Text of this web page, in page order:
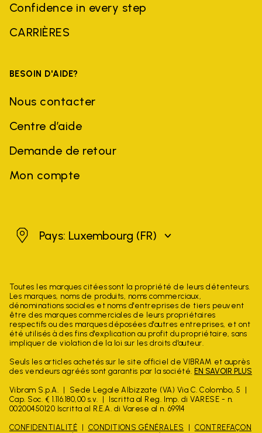
Confidence in every step
CARRIÈRES
BESOIN D'AIDE?
Nous contacter
Centre d’aide
Demande de retour
Mon compte
Luxembourg
Pays: Luxembourg (FR)
Toutes les marques citées sont la propriété de leurs détenteurs.
Les marques, noms de produits, noms commerciaux,
dénominations sociales et noms d'entreprises de tiers peuvent
être des marques commerciales de leurs propriétaires
respectifs ou des marques déposées d'autres entreprises, et ont
été utilisés à des fins d'explication au profit du propriétaire, sans
impliquer de violation de la loi sur les droits d'auteur.
Seuls les articles achetés sur le site officiel de VIBRAM et auprès
des vendeurs agréés sont garantis par la société. EN SAVOIR PLUS
Vibram S.p.A.
Sede Legale Albizzate (VA) Via C. Colombo, 5
Cap. Soc. € 1.116.180,00 s.v.
Iscritta al Reg. Imp. di VARESE - n.
00200450120 Iscritta al R.E.A. di Varese al n. 69914
CONFIDENTIALITÉ CONDITIONS GÉNÉRALES
CONTREFAÇON